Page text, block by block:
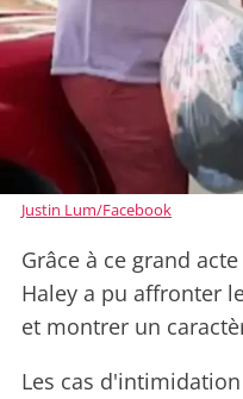
Justin Lum/Facebook
Grâce à ce grand
Haley a pu affronter
et montrer un
Les cas